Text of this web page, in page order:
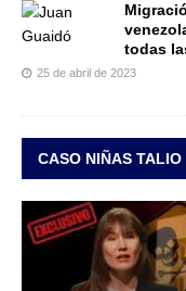
todas
25 de abril de 2023
CASO NIÑAS